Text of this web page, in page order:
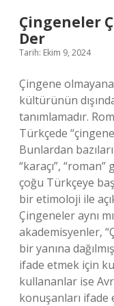
Çingeneler
Der
Tarih: Ekim 9, 2024
Çingene
kültürünün
tanımlamadır.
Türkçede
Bunlardan
“karaçı”,
çoğu Türkçeye
bir etimoloji ile
Çingeneler aynı
akademisyenler,
bir yanına
ifade etmek için
kullananlar ise
konuşanları ifade